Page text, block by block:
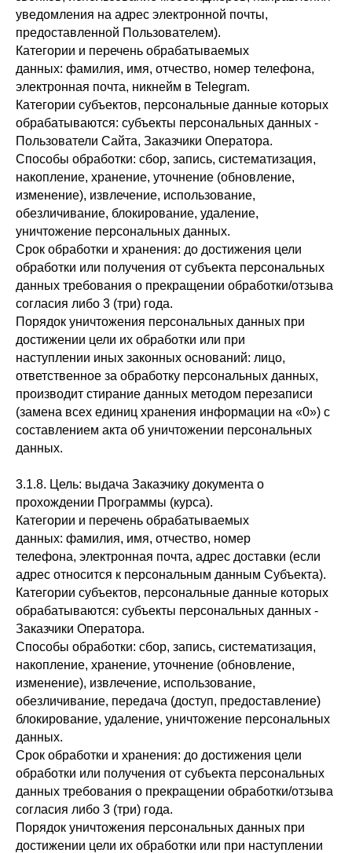
уведомления на адрес электронной почты,
предоставленной Пользователем).
Категории и перечень обрабатываемых
данных: фамилия, имя, отчество, номер телефона,
электронная почта, никнейм в Telegram.
Категории субъектов, персональные данные которых
обрабатываются: субъекты персональных данных -
Пользователи Сайта, Заказчики Оператора.
Способы обработки: сбор, запись, систематизация,
накопление, хранение, уточнение (обновление,
изменение), извлечение, использование,
обезличивание, блокирование, удаление,
уничтожение персональных данных.
Срок обработки и хранения: до достижения цели
обработки или получения от субъекта персональных
данных требования о прекращении обработки/отзыва
согласия либо 3 (три) года.
Порядок уничтожения персональных данных при
достижении цели их обработки или при
наступлении иных законных оснований: лицо,
ответственное за обработку персональных данных,
производит стирание данных методом перезаписи
(замена всех единиц хранения информации на «0») с
составлением акта об уничтожении персональных
данных.
3.1.8. Цель: выдача Заказчику документа о
прохождении Программы (курса).
Категории и перечень обрабатываемых
данных: фамилия, имя, отчество, номер
телефона, электронная почта, адрес доставки (если
адрес относится к персональным данным Субъекта).
Категории субъектов, персональные данные которых
обрабатываются: субъекты персональных данных -
Заказчики Оператора.
Способы обработки: сбор, запись, систематизация,
накопление, хранение, уточнение (обновление,
изменение), извлечение, использование,
обезличивание, передача (доступ, предоставление)
блокирование, удаление, уничтожение персональных
данных.
Срок обработки и хранения: до достижения цели
обработки или получения от субъекта персональных
данных требования о прекращении обработки/отзыва
согласия либо 3 (три) года.
Порядок уничтожения персональных данных при
достижении цели их обработки или при наступлении